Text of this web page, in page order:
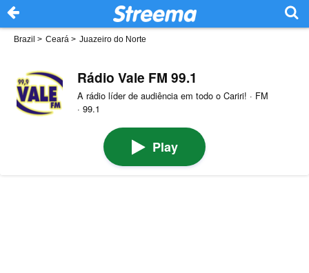
Brazil > Ceará > Juazeiro do Norte
Rádio Vale FM 99.1
A rádio líder de audiência em todo o Cariri! · FM
· 99.1
Play